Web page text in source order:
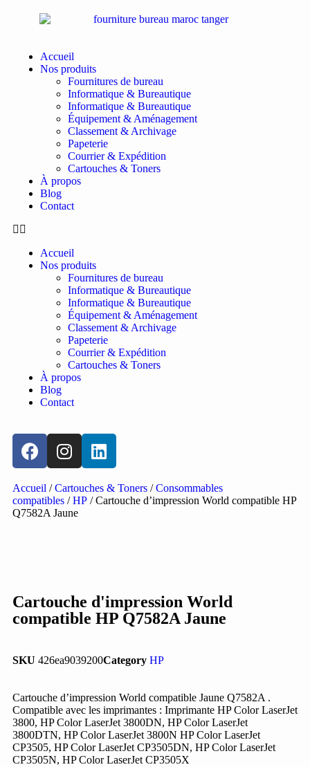
Accueil
Nos produits
Fournitures de bureau
Informatique & Bureautique
Informatique & Bureautique
Équipement & Aménagement
Classement & Archivage
Papeterie
Courrier & Expédition
Cartouches & Toners
À propos
Blog
Contact
Accueil
Nos produits
Fournitures de bureau
Informatique & Bureautique
Informatique & Bureautique
Équipement & Aménagement
Classement & Archivage
Papeterie
Courrier & Expédition
Cartouches & Toners
À propos
Blog
Contact
Accueil /Cartouches & Toners /Consommables
compatibles /HP / Cartouche d’impression World compatible HP
Q7582A Jaune
Cartouche d'impression World
compatible HP Q7582A Jaune
SKU 426ea9039200Category HP
Cartouche d’impression World compatible Jaune Q7582A .
Compatible avec les imprimantes : Imprimante HP Color LaserJet
3800, HP Color LaserJet 3800DN, HP Color LaserJet
3800DTN, HP Color LaserJet 3800N HP Color LaserJet
CP3505, HP Color LaserJet CP3505DN, HP Color LaserJet
CP3505N, HP Color LaserJet CP3505X